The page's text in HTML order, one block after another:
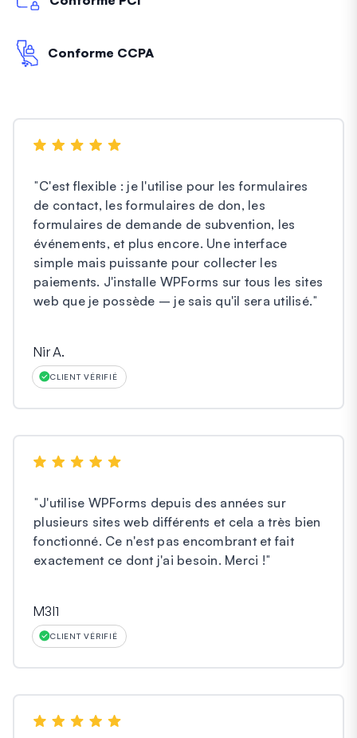
Conforme CCPA
"C'est flexible : je l'utilise pour les formulaires
de contact, les formulaires de don, les
formulaires de demande de subvention, les
événements, et plus encore. Une interface
simple mais puissante pour collecter les
paiements. J'installe WPForms sur tous les sites
web que je possède – je sais qu'il sera utilisé."
Nir A.
CLIENT VÉRIFIÉ
"J'utilise WPForms depuis des années sur
plusieurs sites web différents et cela a très bien
fonctionné. Ce n'est pas encombrant et fait
exactement ce dont j'ai besoin. Merci !"
M3l1
CLIENT VÉRIFIÉ